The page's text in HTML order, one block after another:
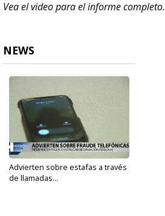
Vea el video para el informe completo.
NEWS
Advierten sobre estafas a través
de llamadas...